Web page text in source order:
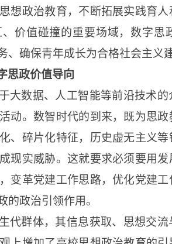
想政治教育，不断拓展实践育
价值碰撞的重要场域，数字思
、确保青年成长为合格社会主义
思政价值导向
大数据、人工智能等前沿技术
动。数智时代的到来，既为思
、碎片化特征，历史虚无主义
现实威胁。这就要求必须要用
变革党建工作思路，优化党建
的政治引领作用。
代群体，其信息获取、思想交